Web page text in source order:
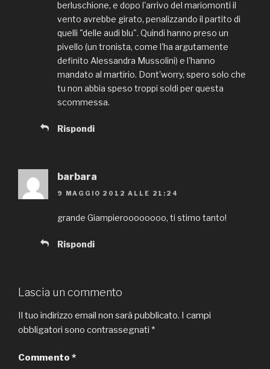
berluschione, e dopo l'arrivo del mariomonti il
vento avrebbe girato, penalizzando il partito di
quelli "delle audi blu". Quindi hanno preso un
pivello (un tronista, come l'ha argutamente
definito Alessandra Mussolini) e l'hanno
mandato al martirio. Dont'worry, spero solo che
tu non abbia speso troppi soldi per questa
scommessa.
Rispondi
barbara
9 MAGGIO 2012 ALLE 21:24
grande Giampieroooooooo, ti stimo tanto!
Rispondi
Lascia un commento
Il tuo indirizzo email non sarà pubblicato. I campi
obbligatori sono contrassegnati *
Commento *